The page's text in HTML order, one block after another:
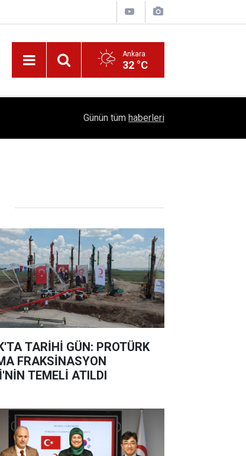
Ankara
32 °C
1504 Kep, Tek Bir Hedef: Bilim Kenti Çubuk
Günün tüm haberleri
TARİHİ GÜN: PROTÜRK
FRAKSİNASYON
TEMELİ ATILDI